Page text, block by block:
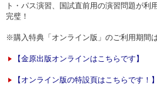
ト・パス演習、国試直前用の演習問題が利
完璧！
※購入特典「オンライン版」のご利用期間
【金原出版オンラインはこちらです】
【オンライン版の特設頁はこちらです！】